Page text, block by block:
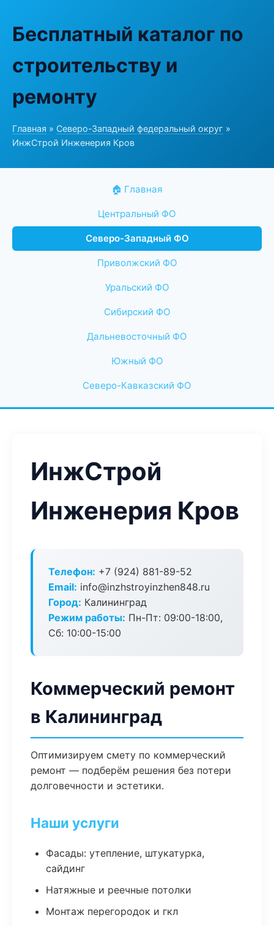
Бесплатный каталог по
строительству и
ремонту
Главная » Северо-Западный федеральный округ »
ИнжСтрой Инженерия Кров
🏠 Главная
Центральный ФО
Северо-Западный ФО
Приволжский ФО
Уральский ФО
Сибирский ФО
Дальневосточный ФО
Южный ФО
Северо-Кавказский ФО
ИнжСтрой
Инженерия Кров
Телефон: +7 (924) 881-89-52
Email: info@inzhstroyinzhen848.ru
Город: Калининград
Режим работы: Пн-Пт: 09:00-18:00,
Сб: 10:00-15:00
Коммерческий ремонт
в Калининград
Оптимизируем смету по коммерческий
ремонт — подберём решения без потери
долговечности и эстетики.
Наши услуги
Фасады: утепление, штукатурка,
сайдинг
Натяжные и реечные потолки
Монтаж перегородок и гкл